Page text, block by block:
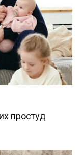
простуд